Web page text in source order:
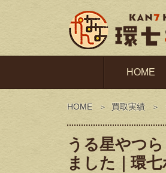
HOME
HOME 買取実績
うる星やつ
ました｜環